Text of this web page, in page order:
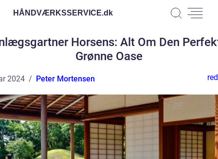
HÅNDVÆRKSSERVICE.dk
Horsens: Alt Om Den
Grønne Oase
2024 Peter Mortensen